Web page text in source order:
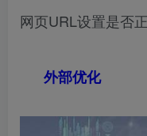
网页URL设置是否
外部优化